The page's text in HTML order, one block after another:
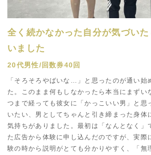
全く続かなかった自分が気づい
いました
20代男性/回数券40回
「そろそろやばいな…」と思ったのが通い始
た。このまま何もしなかったら本当にまずい
つまで経っても彼女に「かっこいい男」と思
いたい、男としてちゃんと引き締まった身体
気持ちがありました。最初は「なんとなく」
た広告から体験に申し込んだのですが、実際
験の時から説明がとても分かりやすく、「無